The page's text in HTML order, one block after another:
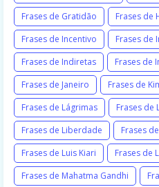
Frases de Gratidão
Frases de
Frases de Incentivo
Frases de
Frases de Indiretas
Frases de
Frases de Janeiro
Frases de
Frases de Lágrimas
Frases de
Frases de Liberdade
Frases
Frases de Luis Kiari
Frases de
Frases de Mahatma Gandhi